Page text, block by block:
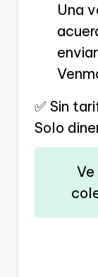
Una
✅ Sin
Solo